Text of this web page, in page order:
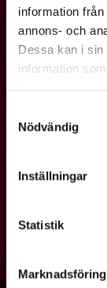
information
annons- och
Dessa kan i sin
information
Nödvändig
Inställningar
Statistik
Marknadsföring